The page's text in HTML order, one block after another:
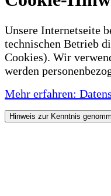
Unsere Internetseite
technischen Betrieb
Cookies). Wir
werden
Mehr erfahren:
Hinweis zur Kenntnis